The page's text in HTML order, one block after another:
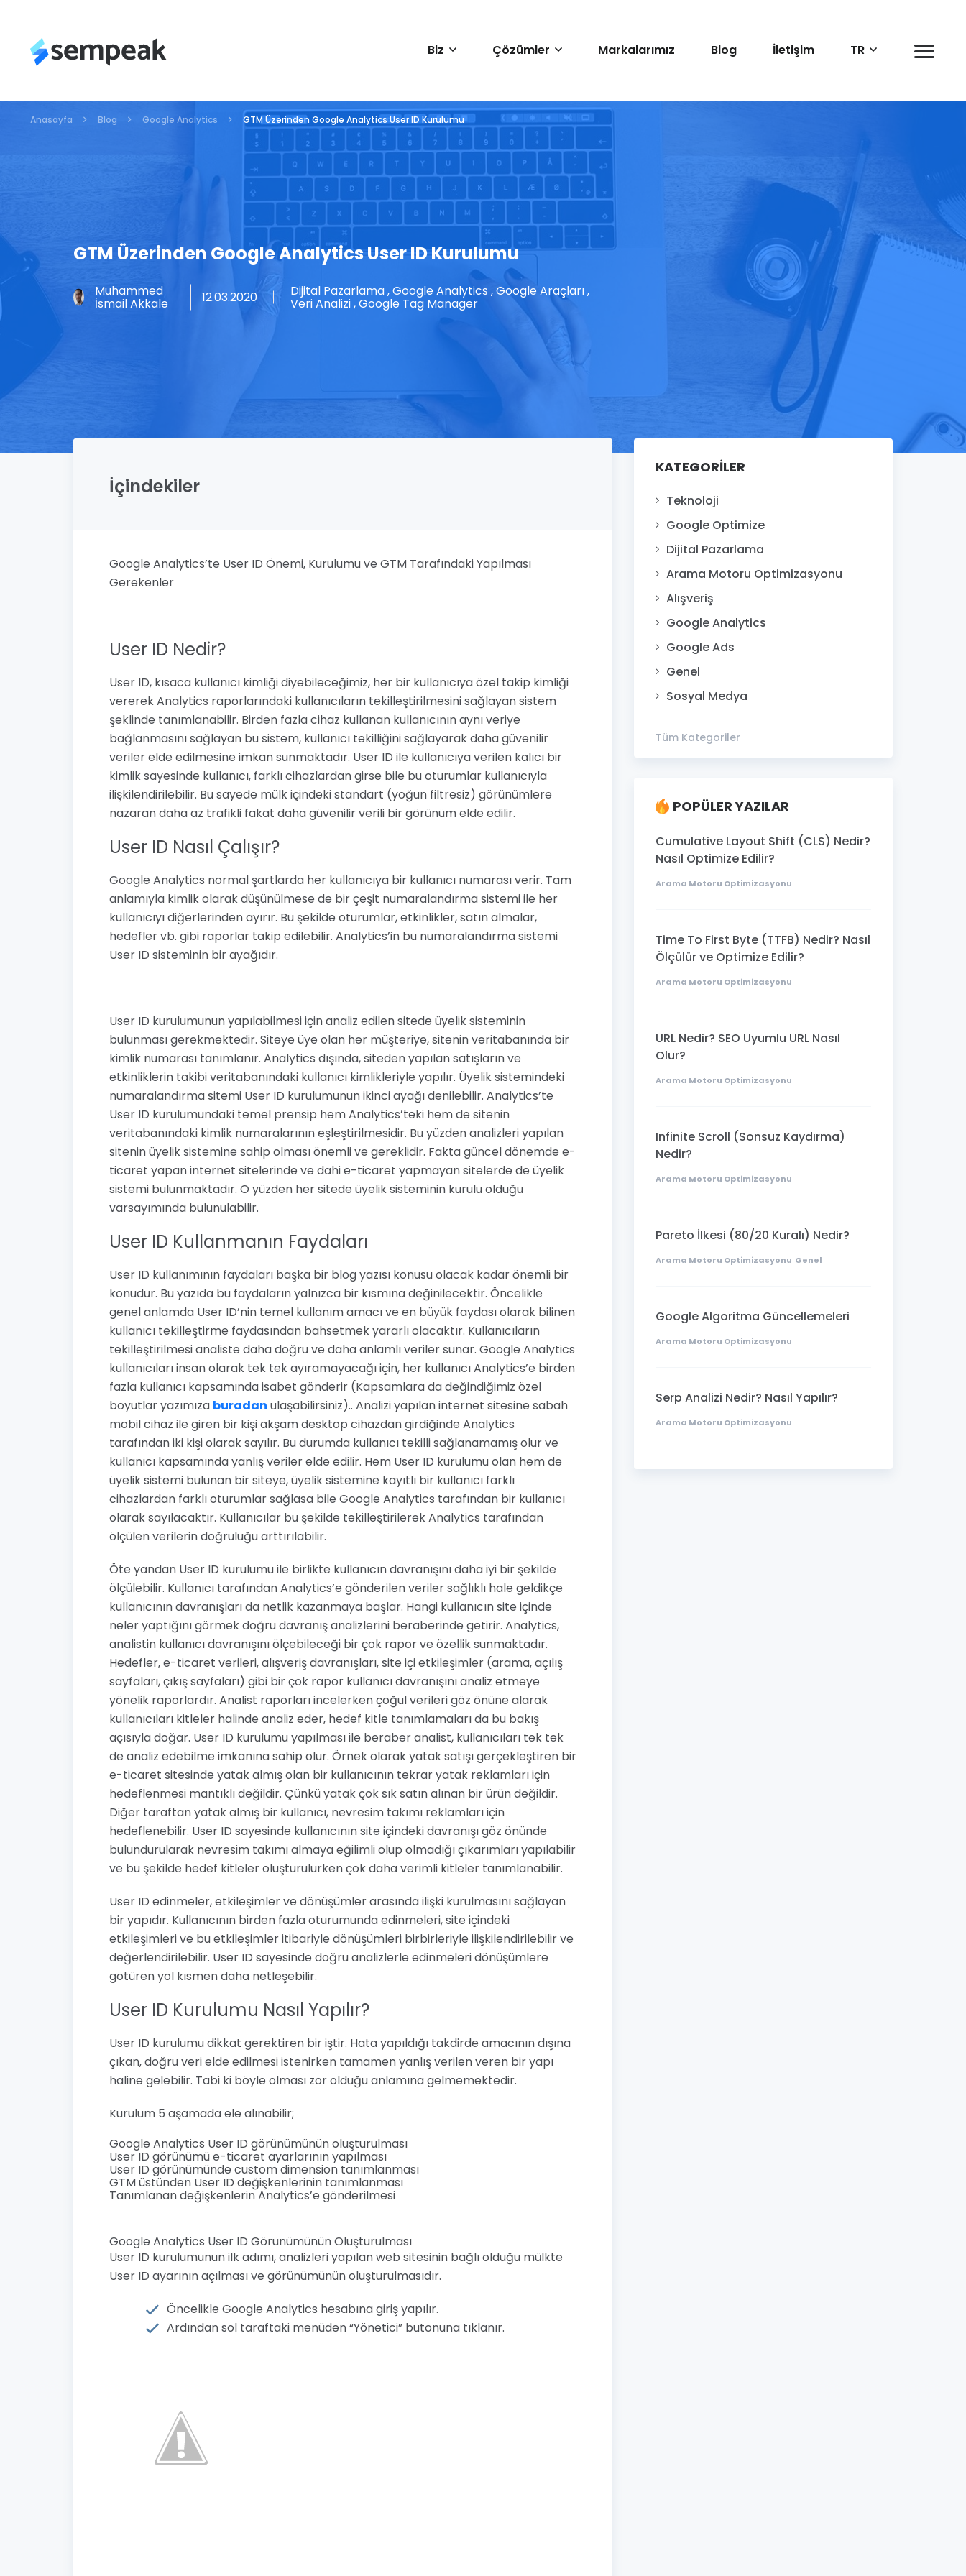
Biz Çözümler Markalarımız Blog İletişim TR
Anasayfa Blog Google Analytics GTM Üzerinden Google Analytics User ID Kurulumu
GTM Üzerinden Google Analytics User ID Kurulumu
Muhammed
İsmail Akkale 12.03.2020 Dijital Pazarlama,Google Analytics ,Google Araçları,
Veri Analizi,Google Tag Manager
İçindekiler
Google Analytics’te User ID Önemi, Kurulumu ve GTM Tarafındaki Yapılması
Gerekenler
User ID Nedir?
User ID, kısaca kullanıcı kimliği diyebileceğimiz, her bir kullanıcıya özel takip kimliği
vererek Analytics raporlarındaki kullanıcıların tekilleştirilmesini sağlayan sistem
şeklinde tanımlanabilir. Birden fazla cihaz kullanan kullanıcının aynı veriye
bağlanmasını sağlayan bu sistem, kullanıcı tekilliğini sağlayarak daha güvenilir
veriler elde edilmesine imkan sunmaktadır. User ID ile kullanıcıya verilen kalıcı bir
kimlik sayesinde kullanıcı, farklı cihazlardan girse bile bu oturumlar kullanıcıyla
ilişkilendirilebilir. Bu sayede mülk içindeki standart (yoğun filtresiz) görünümlere
nazaran daha az trafikli fakat daha güvenilir verili bir görünüm elde edilir.
User ID Nasıl Çalışır?
Google Analytics normal şartlarda her kullanıcıya bir kullanıcı numarası verir. Tam
anlamıyla kimlik olarak düşünülmese de bir çeşit numaralandırma sistemi ile her
kullanıcıyı diğerlerinden ayırır. Bu şekilde oturumlar, etkinlikler, satın almalar,
hedefler vb. gibi raporlar takip edilebilir. Analytics’in bu numaralandırma sistemi
User ID sisteminin bir ayağıdır.
User ID kurulumunun yapılabilmesi için analiz edilen sitede üyelik sisteminin
bulunması gerekmektedir. Siteye üye olan her müşteriye, sitenin veritabanında bir
kimlik numarası tanımlanır. Analytics dışında, siteden yapılan satışların ve
etkinliklerin takibi veritabanındaki kullanıcı kimlikleriyle yapılır. Üyelik sistemindeki
numaralandırma sitemi User ID kurulumunun ikinci ayağı denilebilir. Analytics’te
User ID kurulumundaki temel prensip hem Analytics’teki hem de sitenin
veritabanındaki kimlik numaralarının eşleştirilmesidir. Bu yüzden analizleri yapılan
sitenin üyelik sistemine sahip olması önemli ve gereklidir. Fakta güncel dönemde e-
ticaret yapan internet sitelerinde ve dahi e-ticaret yapmayan sitelerde de üyelik
sistemi bulunmaktadır. O yüzden her sitede üyelik sisteminin kurulu olduğu
varsayımında bulunulabilir.
User ID Kullanmanın Faydaları
User ID kullanımının faydaları başka bir blog yazısı konusu olacak kadar önemli bir
konudur. Bu yazıda bu faydaların yalnızca bir kısmına değinilecektir. Öncelikle
genel anlamda User ID’nin temel kullanım amacı ve en büyük faydası olarak bilinen
kullanıcı tekilleştirme faydasından bahsetmek yararlı olacaktır. Kullanıcıların
tekilleştirilmesi analiste daha doğru ve daha anlamlı veriler sunar. Google Analytics
kullanıcıları insan olarak tek tek ayıramayacağı için, her kullanıcı Analytics’e birden
fazla kullanıcı kapsamında isabet gönderir (Kapsamlara da değindiğimiz özel
boyutlar yazımıza buradan ulaşabilirsiniz).. Analizi yapılan internet sitesine sabah
mobil cihaz ile giren bir kişi akşam desktop cihazdan girdiğinde Analytics
tarafından iki kişi olarak sayılır. Bu durumda kullanıcı tekilli sağlanamamış olur ve
kullanıcı kapsamında yanlış veriler elde edilir. Hem User ID kurulumu olan hem de
üyelik sistemi bulunan bir siteye, üyelik sistemine kayıtlı bir kullanıcı farklı
cihazlardan farklı oturumlar sağlasa bile Google Analytics tarafından bir kullanıcı
olarak sayılacaktır. Kullanıcılar bu şekilde tekilleştirilerek Analytics tarafından
ölçülen verilerin doğruluğu arttırılabilir.
Öte yandan User ID kurulumu ile birlikte kullanıcın davranışını daha iyi bir şekilde
ölçülebilir. Kullanıcı tarafından Analytics’e gönderilen veriler sağlıklı hale geldikçe
kullanıcının davranışları da netlik kazanmaya başlar. Hangi kullanıcın site içinde
neler yaptığını görmek doğru davranış analizlerini beraberinde getirir. Analytics,
analistin kullanıcı davranışını ölçebileceği bir çok rapor ve özellik sunmaktadır.
Hedefler, e-ticaret verileri, alışveriş davranışları, site içi etkileşimler (arama, açılış
sayfaları, çıkış sayfaları) gibi bir çok rapor kullanıcı davranışını analiz etmeye
yönelik raporlardır. Analist raporları incelerken çoğul verileri göz önüne alarak
kullanıcıları kitleler halinde analiz eder, hedef kitle tanımlamaları da bu bakış
açısıyla doğar. User ID kurulumu yapılması ile beraber analist, kullanıcıları tek tek
de analiz edebilme imkanına sahip olur. Örnek olarak yatak satışı gerçekleştiren bir
e-ticaret sitesinde yatak almış olan bir kullanıcının tekrar yatak reklamları için
hedeflenmesi mantıklı değildir. Çünkü yatak çok sık satın alınan bir ürün değildir.
Diğer taraftan yatak almış bir kullanıcı, nevresim takımı reklamları için
hedeflenebilir. User ID sayesinde kullanıcının site içindeki davranışı göz önünde
bulundurularak nevresim takımı almaya eğilimli olup olmadığı çıkarımları yapılabilir
ve bu şekilde hedef kitleler oluşturulurken çok daha verimli kitleler tanımlanabilir.
User ID edinmeler, etkileşimler ve dönüşümler arasında ilişki kurulmasını sağlayan
bir yapıdır. Kullanıcının birden fazla oturumunda edinmeleri, site içindeki
etkileşimleri ve bu etkileşimler itibariyle dönüşümleri birbirleriyle ilişkilendirilebilir ve
değerlendirilebilir. User ID sayesinde doğru analizlerle edinmeleri dönüşümlere
götüren yol kısmen daha netleşebilir.
User ID Kurulumu Nasıl Yapılır?
User ID kurulumu dikkat gerektiren bir iştir. Hata yapıldığı takdirde amacının dışına
çıkan, doğru veri elde edilmesi istenirken tamamen yanlış verilen veren bir yapı
haline gelebilir. Tabi ki böyle olması zor olduğu anlamına gelmemektedir.
Kurulum 5 aşamada ele alınabilir;
Google Analytics User ID görünümünün oluşturulması
User ID görünümü e-ticaret ayarlarının yapılması
User ID görünümünde custom dimension tanımlanması
GTM üstünden User ID değişkenlerinin tanımlanması
Tanımlanan değişkenlerin Analytics’e gönderilmesi
Google Analytics User ID Görünümünün Oluşturulması
User ID kurulumunun ilk adımı, analizleri yapılan web sitesinin bağlı olduğu mülkte
User ID ayarının açılması ve görünümünün oluşturulmasıdır.
Öncelikle Google Analytics hesabına giriş yapılır.
Ardından sol taraftaki menüden “Yönetici” butonuna tıklanır.
KATEGORILER
Teknoloji
Google Optimize
Dijital Pazarlama
Arama Motoru Optimizasyonu
Alışveriş
Google Analytics
Google Ads
Genel
Sosyal Medya
Tüm Kategoriler
POPÜLER YAZILAR
Cumulative Layout Shift (CLS) Nedir?
Nasıl Optimize Edilir?
Arama Motoru Optimizasyonu
Time To First Byte (TTFB) Nedir? Nasıl
Ölçülür ve Optimize Edilir?
Arama Motoru Optimizasyonu
URL Nedir? SEO Uyumlu URL Nasıl
Olur?
Arama Motoru Optimizasyonu
Infinite Scroll (Sonsuz Kaydırma)
Nedir?
Arama Motoru Optimizasyonu
Pareto İlkesi (80/20 Kuralı) Nedir?
Arama Motoru Optimizasyonu Genel
Google Algoritma Güncellemeleri
Arama Motoru Optimizasyonu
Serp Analizi Nedir? Nasıl Yapılır?
Arama Motoru Optimizasyonu